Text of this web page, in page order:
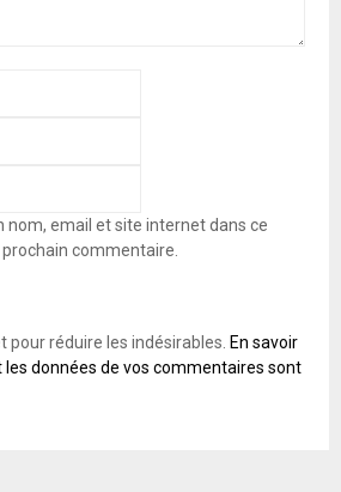
nom, email et site internet dans ce
commentaire.
pour réduire les indésirables. En savoir
les données de vos commentaires sont